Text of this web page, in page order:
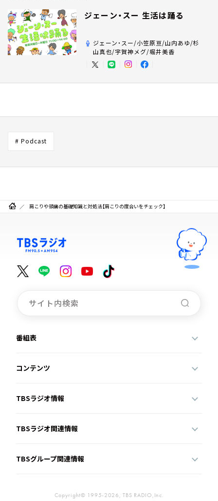
ジェーン・スー 生活は踊る
ジェーン・スー/小笠原亘/山内あゆ/杉
山真也/宇賀神メグ/堀井美香
# Podcast
肩こりや頭痛の基礎知識と対処法【肩こりの度合いをチェック】
番組表
コンテンツ
TBSラジオ情報
TBSラジオ関連情報
TBSグループ関連情報
Copyright© 1995-2026, TBS RADIO,Inc.